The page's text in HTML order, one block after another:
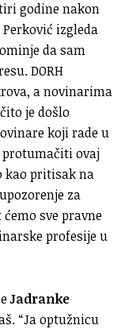
godine nakon
izgleda
da sam
DORH
a novinarima
je došlo
koji rade u
protumačiti ovaj
kao pritisak na
za
sve pravne
profesije u
Jadranke
“Ja optužnicu